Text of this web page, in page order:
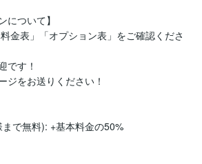
について】
金表」「オプション表」をご確認くださ
です！
ジをお送りください！
まで無料): +基本料金の50%